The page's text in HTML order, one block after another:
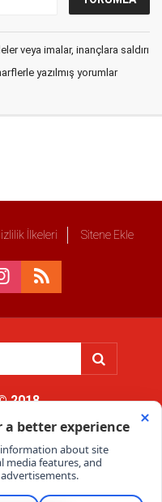
veya imalar, inançlara saldırı
yazılmış yorumlar
İlkeleri Sitene Ekle
2018
tabidir.